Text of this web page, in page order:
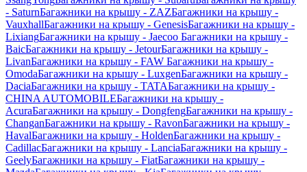
- SaturnБагажники на крышу - ZAZБагажники на крышу -
VauxhallБагажники на крышу - GenesisБагажники на крышу -
LixiangБагажники на крышу - Jaecoo Багажники на крышу -
BaicБагажники на крышу - JetourБагажники на крышу -
LivanБагажники на крышу - FAW Багажники на крышу -
OmodaБагажники на крышу - LuxgenБагажники на крышу -
DaciaБагажники на крышу - TATAБагажники на крышу -
CHINA AUTOMOBILEБагажники на крышу -
AcuraБагажники на крышу - DongfengБагажники на крышу -
ChanganБагажники на крышу - RavonБагажники на крышу -
HavalБагажники на крышу - HoldenБагажники на крышу -
CadillacБагажники на крышу - LanciaБагажники на крышу -
GeelyБагажники на крышу - FiatБагажники на крышу -